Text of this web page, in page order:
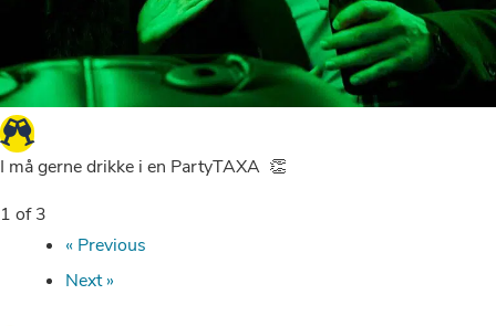
I må gerne drikke i en PartyTAXA 👏
1 of 3
« Previous
Next »